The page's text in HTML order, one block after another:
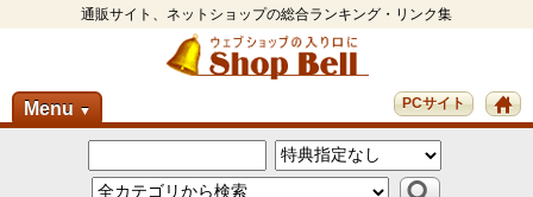
通販サイト、ネットショップの総合ランキング・リンク集
Menu ▼ PCサイト